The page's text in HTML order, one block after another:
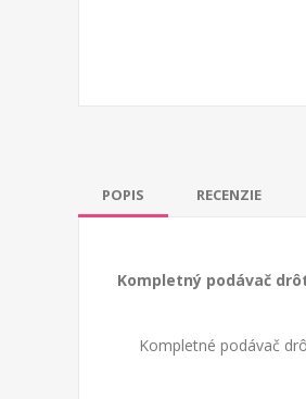
POPIS RECENZIE
Kompletný podávač
Kompletné podávač